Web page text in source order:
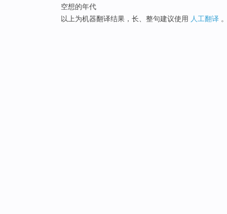
空想的年代
以上为机器翻译结果，长、整句建议使用 人工翻译